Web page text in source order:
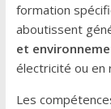
formation
aboutissent
et
électricité ou en
Les